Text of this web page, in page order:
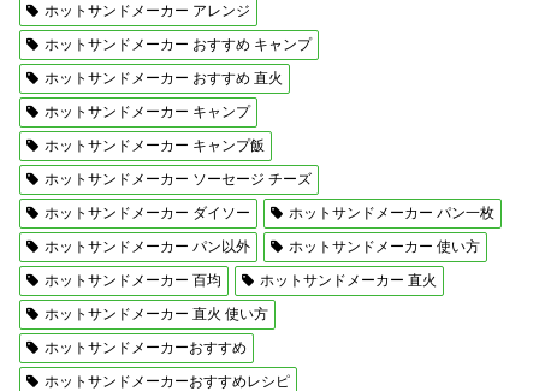
ホットサンドメーカー アレンジ
ホットサンドメーカー おすすめ キャンプ
ホットサンドメーカー おすすめ 直火
ホットサンドメーカー キャンプ
ホットサンドメーカー キャンプ飯
ホットサンドメーカー ソーセージ チーズ
ホットサンドメーカー ダイソー
ホットサンドメーカー パン一枚
ホットサンドメーカー パン以外
ホットサンドメーカー 使い方
ホットサンドメーカー 百均
ホットサンドメーカー 直火
ホットサンドメーカー 直火 使い方
ホットサンドメーカーおすすめ
ホットサンドメーカーおすすめレシピ